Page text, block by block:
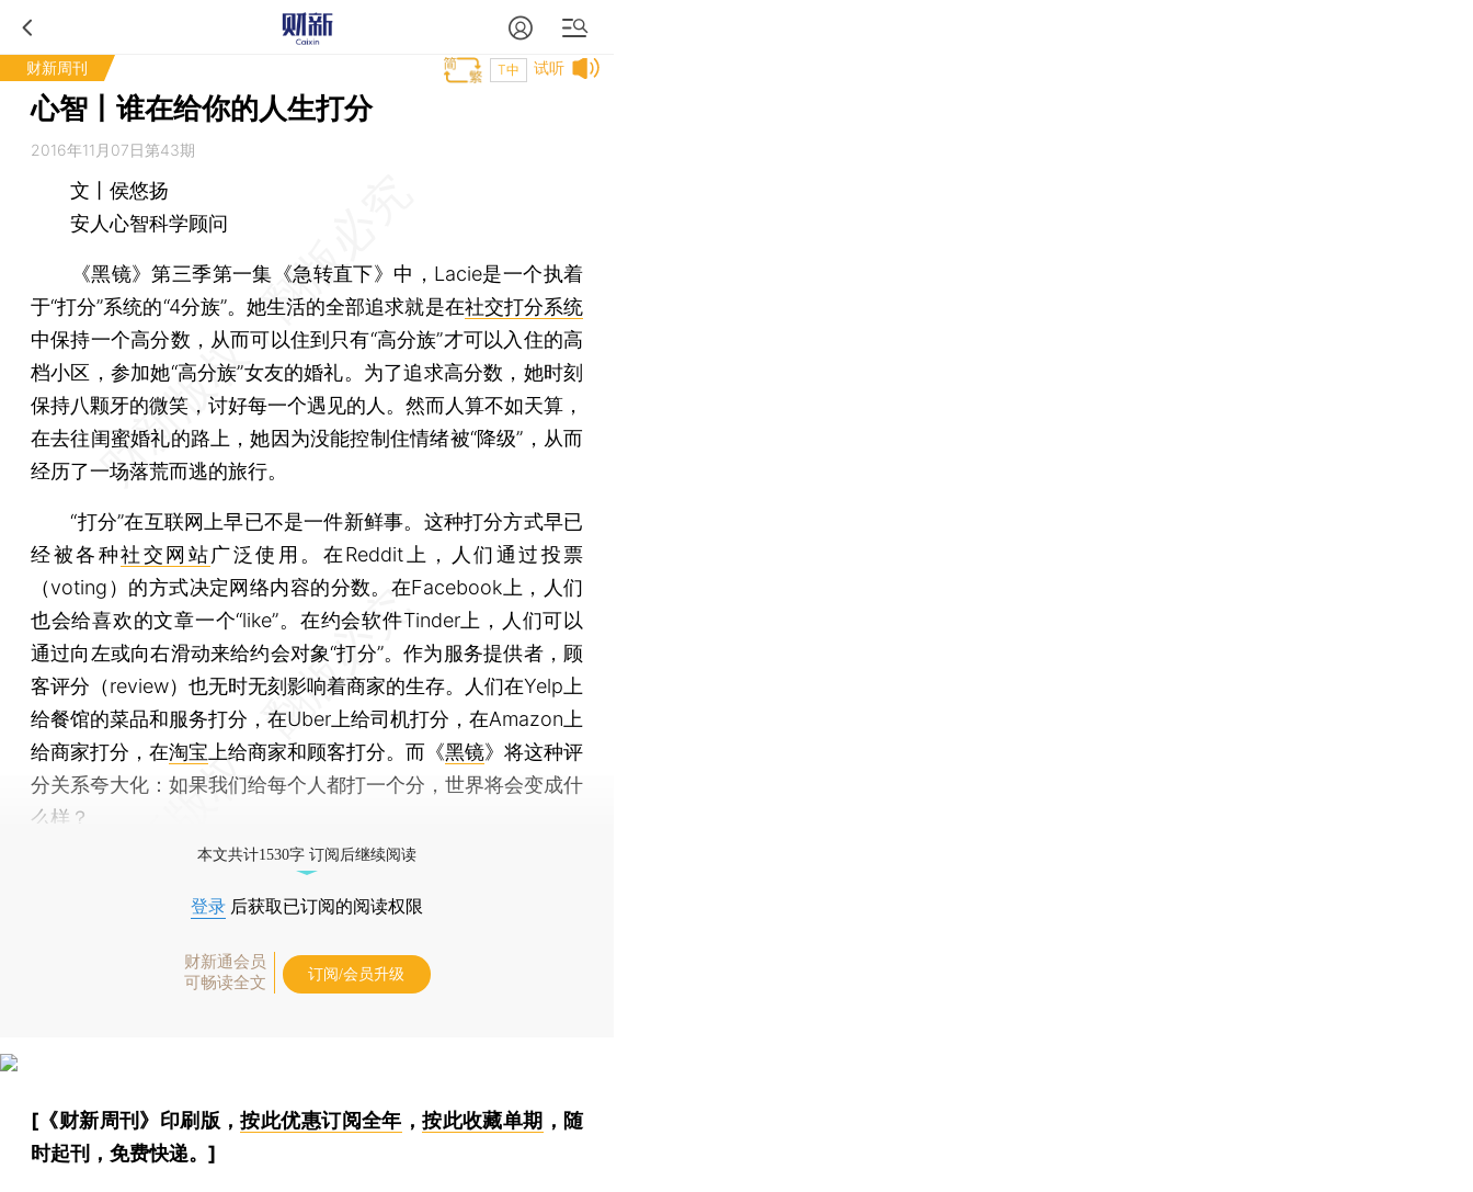
财新周刊 试听
T中
心智丨谁在给你的人生打分
2016年11月07日第43期
文丨侯悠扬
安人心智科学顾问
《黑镜》第三季第一集《急转直下》中，Lacie是一个执着
于“打分”系统的“4分族”。她生活的全部追求就是在社交打分系统
中保持一个高分数，从而可以住到只有“高分族”才可以入住的高
档小区，参加她“高分族”女友的婚礼。为了追求高分数，她时刻
保持八颗牙的微笑，讨好每一个遇见的人。然而人算不如天算，
在去往闺蜜婚礼的路上，她因为没能控制住情绪被“降级”，从而
经历了一场落荒而逃的旅行。
“打分”在互联网上早已不是一件新鲜事。这种打分方式早已
经被各种社交网站广泛使用。在Reddit上，人们通过投票
（voting）的方式决定网络内容的分数。在Facebook上，人们
也会给喜欢的文章一个“like”。在约会软件Tinder上，人们可以
通过向左或向右滑动来给约会对象“打分”。作为服务提供者，顾
客评分（review）也无时无刻影响着商家的生存。人们在Yelp上
给餐馆的菜品和服务打分，在Uber上给司机打分，在Amazon上
给商家打分，在淘宝 上给商家和顾客打分。而《黑镜》将这种评
分关系夸大化：如果我们给每个人都打一个分，世界将会变成什
么样？
本文共计1530字 订阅后继续阅读
登录 后获取已订阅的阅读权限
财新通会员
可畅读全文
订阅/会员升级
[《财新周刊》印刷版，按此优惠订阅全年 ，按此收藏单期 ，随
时起刊，免费快递。]